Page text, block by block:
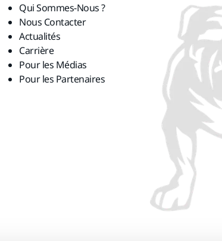
Qui Sommes-Nous ?
Nous Contacter
Actualités
Carrière
Pour les Médias
Pour les Partenaires